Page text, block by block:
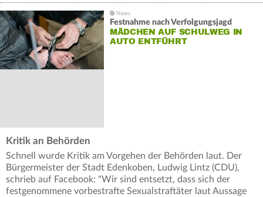
Festnahme nach Verfolgungsjagd
MÄDCHEN AUF SCHULWEG IN
AUTO ENTFÜHRT
Kritik an Behörden
Schnell wurde Kritik am Vorgehen der Behörden laut. Der
Bürgermeister der Stadt Edenkoben, Ludwig Lintz (CDU),
schrieb auf Facebook: "Wir sind entsetzt, dass sich der
festgenommene vorbestrafte Sexualstraftäter laut Aussage